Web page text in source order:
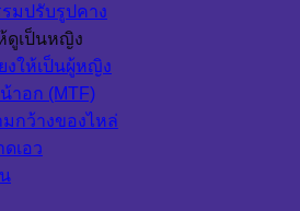
มปรับรูปคาง
ดูเป็นหญิง
งให้เป็นผู้หญิง
าอก (MTF)
กว้างของไหล่
เอว